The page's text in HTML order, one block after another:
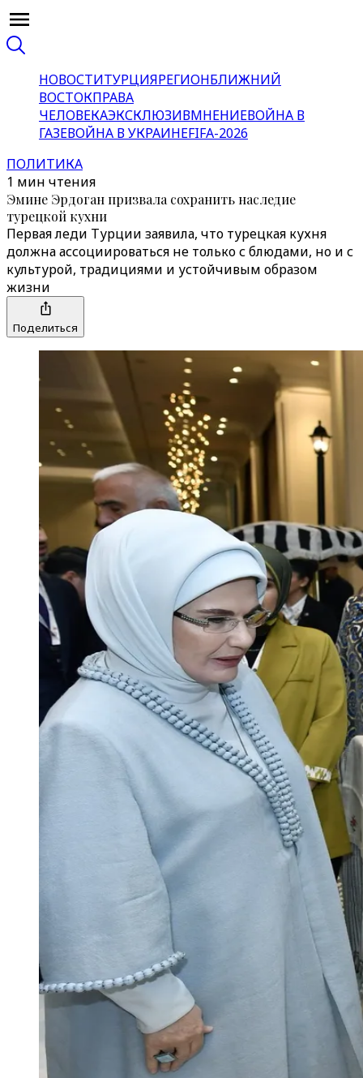
НОВОСТИТУРЦИЯРЕГИОНБЛИЖНИЙ
ВОСТОКПРАВА
ЧЕЛОВЕКАЭКСКЛЮЗИВМНЕНИЕВОЙНА В
ГАЗЕВОЙНА В УКРАИНЕFIFA-2026
ПОЛИТИКА
1 мин чтения
Эмине Эрдоган призвала сохранить наследие
турецкой кухни
Первая леди Турции заявила, что турецкая кухня
должна ассоциироваться не только с блюдами, но и с
культурой, традициями и устойчивым образом
жизни
Поделиться